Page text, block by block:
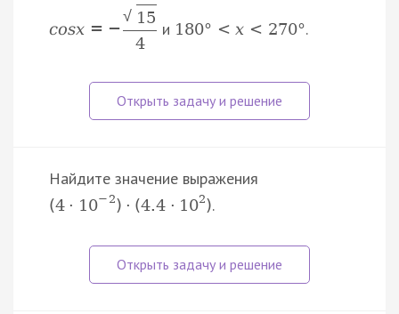
cosx = −
√ 15
4
и 180° < x < 270°.
Найдите значение выражения
(4 · 10− 2) · (4.4 · 102).